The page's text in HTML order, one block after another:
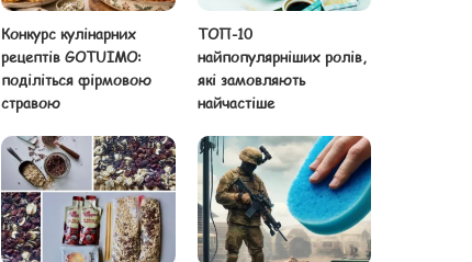
Конкурс кулінарних
рецептів GOTUIMO:
поділіться фірмовою
стравою
ТОП-10
найпопулярніших ролів,
які замовляють
найчастіше